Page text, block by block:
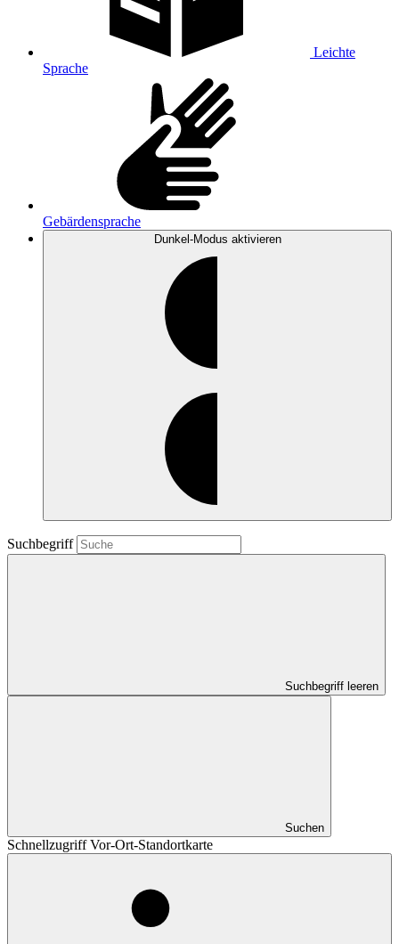
Leichte
Sprache
Gebärdensprache
Dunkel-Modus aktivieren
Suchbegriff
Suchbegriff leeren
Suchen
Schnellzugriff Vor-Ort-Standortkarte